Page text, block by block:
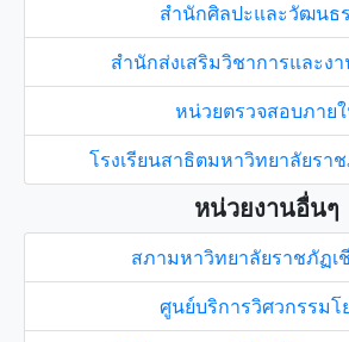
สำนักศิลปะและวัฒนธ
สำนักส่งเสริมวิชาการและง
หน่วยตรวจสอบภาย
โรงเรียนสาธิตมหาวิทยาลัยรา
หน่วยงานอื่นๆ
สภามหาวิทยาลัยราชภัฏเ
ศูนย์บริการวิศวกรรมโ